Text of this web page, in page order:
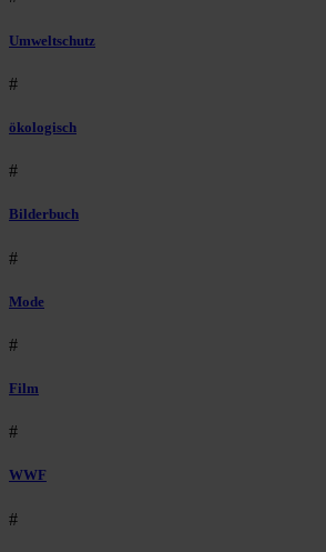
Umweltschutz
#
ökologisch
#
Bilderbuch
#
Mode
#
Film
#
WWF
#